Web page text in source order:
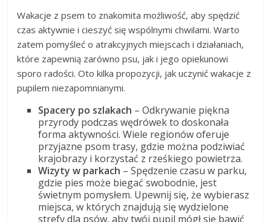
Wakacje z psem to znakomita możliwość, aby spędzić
czas aktywnie i cieszyć się wspólnymi chwilami. Warto
zatem pomyśleć o atrakcyjnych miejscach i działaniach,
które zapewnią zarówno psu, jak i jego opiekunowi
sporo radości. Oto kilka propozycji, jak uczynić wakacje z
pupilem niezapomnianymi.
Spacery po szlakach – Odkrywanie piękna
przyrody podczas wędrówek to doskonała
forma aktywności. Wiele regionów oferuje
przyjazne psom trasy, gdzie można podziwiać
krajobrazy i korzystać z rześkiego powietrza.
Wizyty w parkach – Spędzenie czasu w parku,
gdzie pies może biegać swobodnie, jest
świetnym pomysłem. Upewnij się, że wybierasz
miejsca, w których znajdują się wydzielone
strefy dla psów, aby twój pupil mógł się bawić